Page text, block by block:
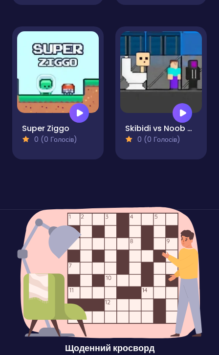
Super Ziggo
0 (0 Голосів)
Skibidi vs Noob & Cameraman
0 (0 Голосів)
Щоденний кросворд